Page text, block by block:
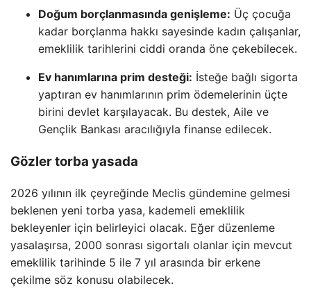
Doğum borçlanmasında genişleme: Üç çocuğa
kadar borçlanma hakkı sayesinde kadın çalışanlar,
emeklilik tarihlerini ciddi oranda öne çekebilecek.
Ev hanımlarına prim desteği: İsteğe bağlı sigorta
yaptıran ev hanımlarının prim ödemelerinin üçte
birini devlet karşılayacak. Bu destek, Aile ve
Gençlik Bankası aracılığıyla finanse edilecek.
Gözler torba yasada
2026 yılının ilk çeyreğinde Meclis gündemine gelmesi
beklenen yeni torba yasa, kademeli emeklilik
bekleyenler için belirleyici olacak. Eğer düzenleme
yasalaşırsa, 2000 sonrası sigortalı olanlar için mevcut
emeklilik tarihinde 5 ile 7 yıl arasında bir erkene
çekilme söz konusu olabilecek.